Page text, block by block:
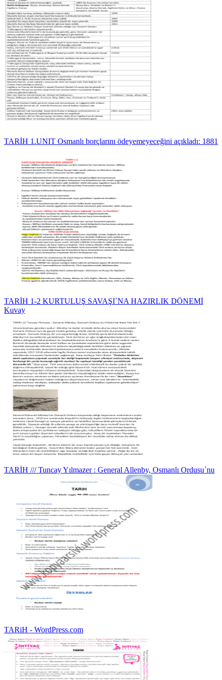
TARİH 1.UNIT Osmanlı borçlarını ödeyemeyeceğini açıkladı: 1881
TARİH 1-2 KURTULUŞ SAVAŞI`NA HAZIRLIK DÖNEMİ
Kuvay
TARİH /// Tuncay Yılmazer : General Allenby, Osmanlı Ordusu`nu
TARiH - WordPress.com